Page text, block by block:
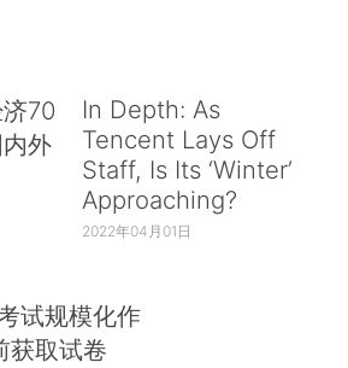
70
外
In Depth: As
Tencent Lays Off
Staff, Is Its ‘Winter’
Approaching?
2022年04月01日
试规模化作
获取试卷